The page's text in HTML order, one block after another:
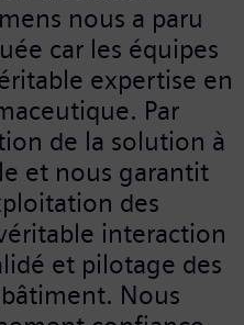
nous a paru
car les équipes
expertise en
Par
de la solution à
et nous garantit
des
interaction
et pilotage des
Nous